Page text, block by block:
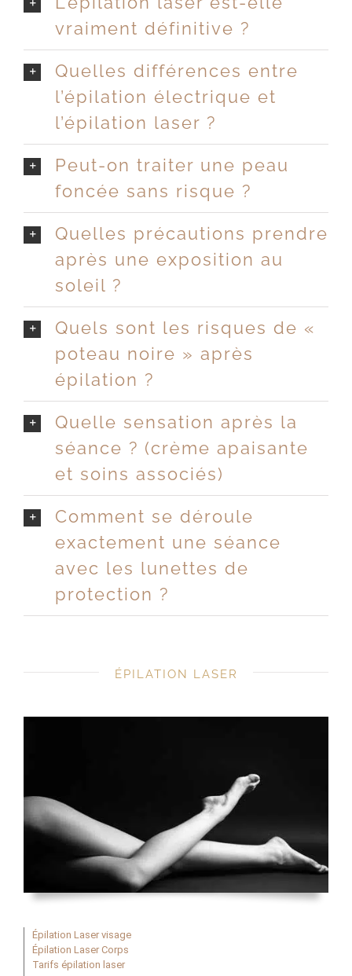
vraiment définitive ?
Quelles différences entre
l’épilation électrique et
l’épilation laser ?
Peut-on traiter une peau
foncée sans risque ?
Quelles précautions prendre
après une exposition au
soleil ?
Quels sont les risques de «
poteau noire » après
épilation ?
Quelle sensation après la
séance ? (crème apaisante
et soins associés)
Comment se déroule
exactement une séance
avec les lunettes de
protection ?
ÉPILATION LASER
Épilation Laser visage
Épilation Laser Corps
Tarifs épilation laser